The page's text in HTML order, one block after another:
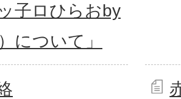
子ロひらおby
について」